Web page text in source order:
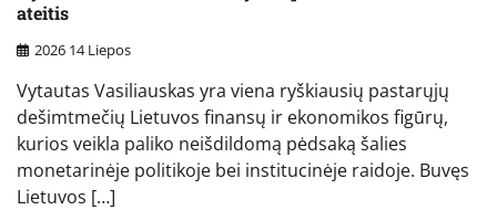
ateitis
2026 14 Liepos
Vytautas Vasiliauskas yra viena ryškiausių pastarųjų
dešimtmečių Lietuvos finansų ir ekonomikos figūrų,
kurios veikla paliko neišdildomą pėdsaką šalies
monetarinėje politikoje bei institucinėje raidoje. Buvęs
Lietuvos […]